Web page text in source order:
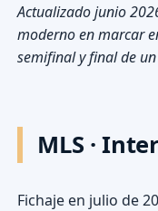
Actualizado junio
moderno en marcar
semifinal y final de
MLS ·
Fichaje en julio de